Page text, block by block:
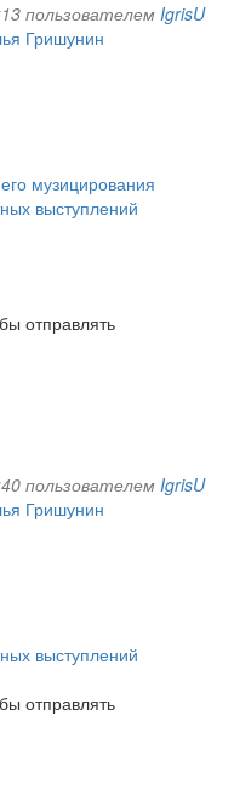
пользователем IgrisU
Гришунин
музицирования
выступлений
отправлять
пользователем IgrisU
Гришунин
выступлений
отправлять